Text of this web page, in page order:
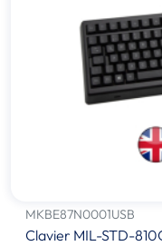
MKBE87N0001USB
Clavier MIL-STD-